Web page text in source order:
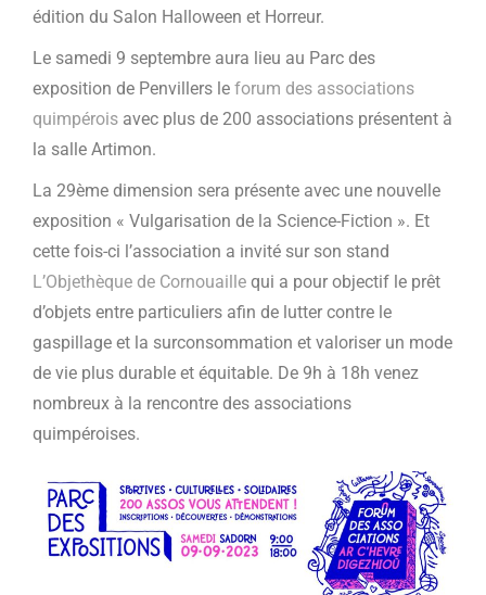
édition du Salon Halloween et Horreur.
Le samedi 9 septembre aura lieu au Parc des
exposition de Penvillers le forum des associations
quimpérois avec plus de 200 associations présentent à
la salle Artimon.
La 29ème dimension sera présente avec une nouvelle
exposition « Vulgarisation de la Science-Fiction ». Et
cette fois-ci l’association a invité sur son stand
L’Objethèque de Cornouaille qui a pour objectif le prêt
d’objets entre particuliers afin de lutter contre le
gaspillage et la surconsommation et valoriser un mode
de vie plus durable et équitable. De 9h à 18h venez
nombreux à la rencontre des associations
quimpéroises.